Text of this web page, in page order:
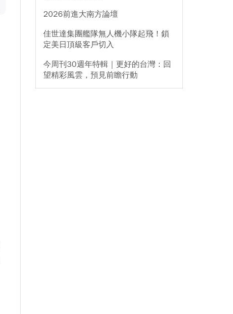
2026前進大南方論壇
佳世達集團艦隊無人機小隊起飛！鎖
定美日頂級客戶切入
今周刊30週年特輯｜更好的台灣：回
望精彩風雲，預見前瞻行動